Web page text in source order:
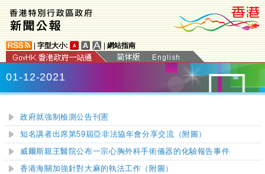
字型大小: 網站指南
01-12-2021
政府就強制檢測公告刊憲
知名講者出席第59屆亞非法協年會分享交流（附圖）
威爾斯親王醫院公布一宗心胸外科手術儀器的化驗報告事件
香港海關加強針對大麻的執法工作（附圖）